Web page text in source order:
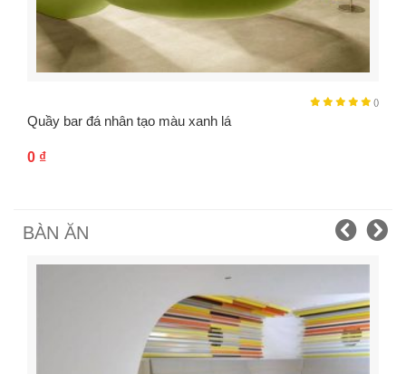
()
Quầy bar đá nhân tạo màu xanh lá
0 ₫
BÀN ĂN